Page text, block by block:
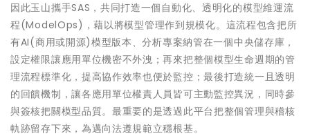
因此玉山攜手SAS，共同打造一個自動化、透明化的模型維運流
程(ModelOps)，藉以將模型管理作到規模化。這流程包含把所
有AI(商用或開源)模型版本、分析專案納管在一個中央儲存庫，
設定權限讓應用單位機密不外洩；再來把整個模型生命週期的管
理流程標準化，提高協作效率也便於監控；最後打造統一且透明
的回饋機制，讓各應用單位權責人員皆可主動監控異況，同時參
與簽核把關模型品質。最重要的是透過此平台把整個管理與稽核
軌跡留存下來，為邁向法遵規範立穩根基。